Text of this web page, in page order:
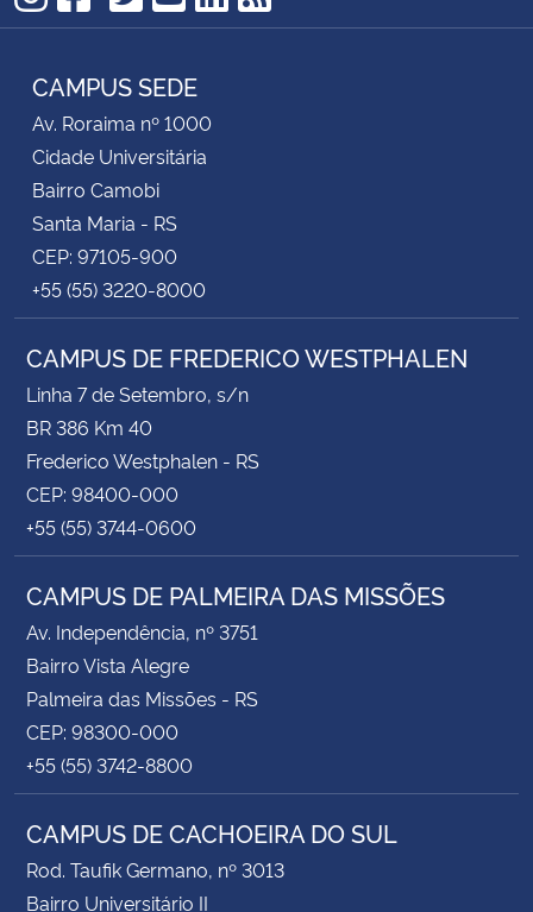
Instagram
Facebook
TikTok
Twitter
YouTube
LinkedIn
RSS
CAMPUS SEDE
Av. Roraima nº 1000
Cidade Universitária
Bairro Camobi
Santa Maria - RS
CEP: 97105-900
+55 (55) 3220-8000
CAMPUS DE FREDERICO WESTPHALEN
Linha 7 de Setembro, s/n
BR 386 Km 40
Frederico Westphalen - RS
CEP: 98400-000
+55 (55) 3744-0600
CAMPUS DE PALMEIRA DAS MISSÕES
Av. Independência, nº 3751
Bairro Vista Alegre
Palmeira das Missões - RS
CEP: 98300-000
+55 (55) 3742-8800
CAMPUS DE CACHOEIRA DO SUL
Rod. Taufik Germano, nº 3013
Bairro Universitário II